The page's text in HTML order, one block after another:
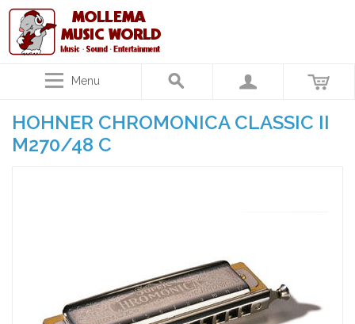
Menu
HOHNER CHROMONICA CLASSIC II
M270/48 C